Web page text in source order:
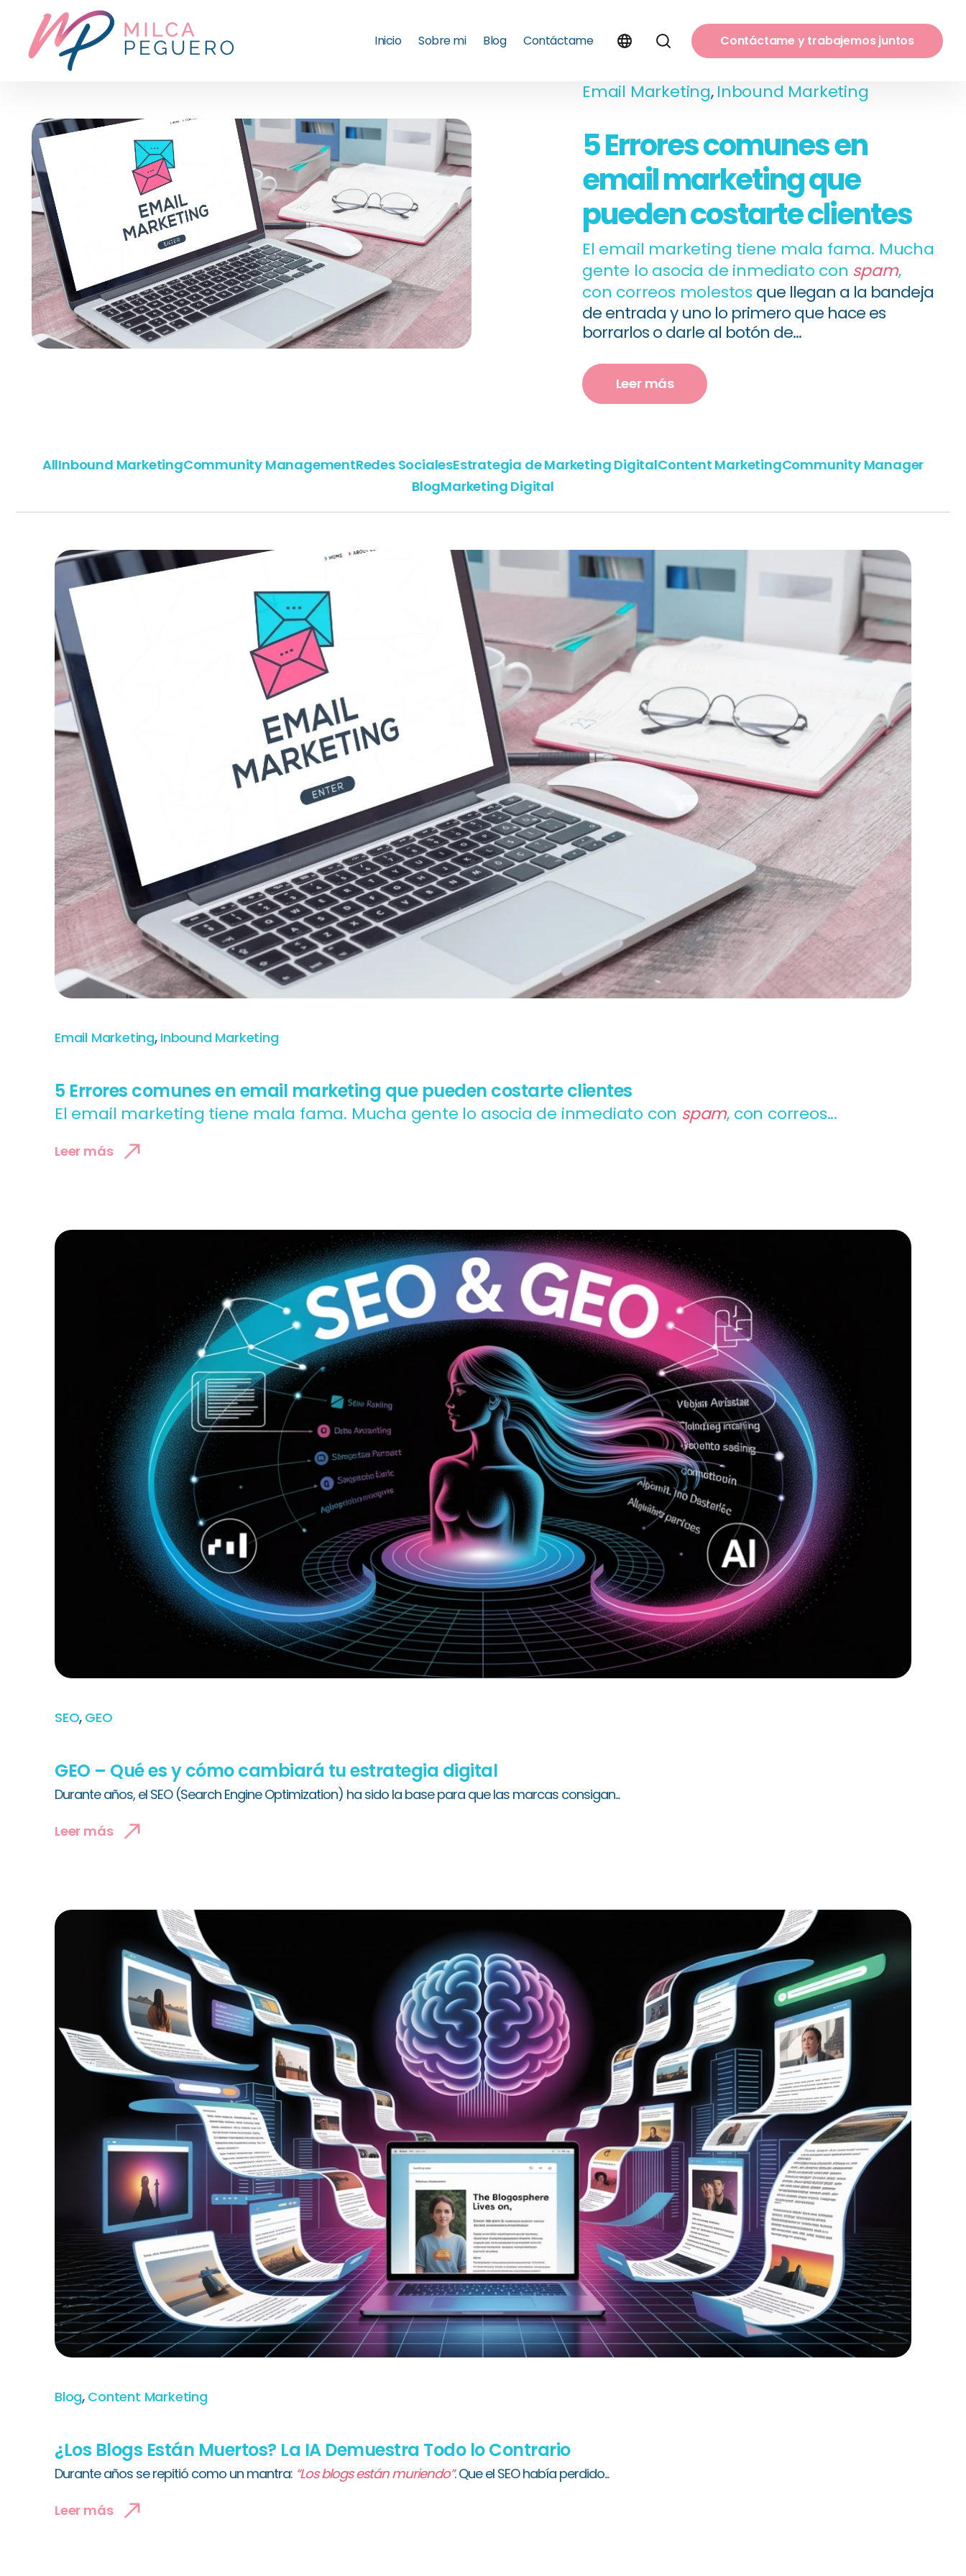
Inicio Sobre mi Blog Contáctame Contáctame y trabajemos juntos
Email Marketing,Inbound Marketing
5 Errores comunes en
email marketing que
pueden costarte clientes
El email marketing tiene mala fama. Mucha
gente lo asocia de inmediato con spam,
con correos molestos que llegan a la bandeja
de entrada y uno lo primero que hace es
borrarlos o darle al botón de...
Leer más
AllInbound MarketingCommunity ManagementRedes SocialesEstrategia de Marketing DigitalContent MarketingCommunity Manager
BlogMarketing Digital
Email Marketing, Inbound Marketing
5 Errores comunes en email marketing que pueden costarte clientes
El email marketing tiene mala fama. Mucha gente lo asocia de inmediato con spam, con correos...
Leer más
SEO, GEO
GEO – Qué es y cómo cambiará tu estrategia digital
Durante años, el SEO (Search Engine Optimization) ha sido la base para que las marcas consigan...
Leer más
Blog, Content Marketing
¿Los Blogs Están Muertos? La IA Demuestra Todo lo Contrario
Durante años se repitió como un mantra: “Los blogs están muriendo”. Que el SEO había perdido...
Leer más